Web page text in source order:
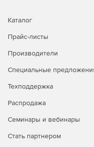
Каталог
Прайс-листы
Производители
Специальные
Техподдержка
Распродажа
Семинары и вебинары
Стать партнером